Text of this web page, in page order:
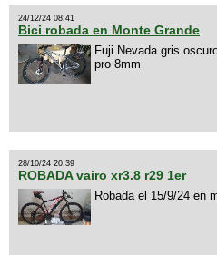
24/12/24 08:41
Bici robada en Monte Grande
Fuji Nevada gris
pro 8mm
28/10/24 20:39
ROBADA vairo xr3.8 r29 1er
Robada el 15/9/24 en